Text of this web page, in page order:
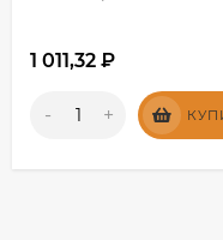
1 011,32 ₽
- +